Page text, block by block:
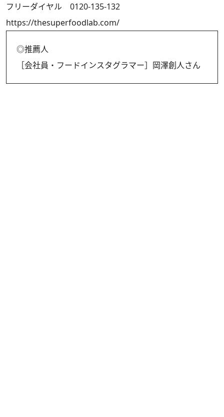
フリーダイヤル 0120-135-132
https://thesuperfoodlab.com/
◎推薦人
［会社員・フードインスタグラマー］岡澤創人さん